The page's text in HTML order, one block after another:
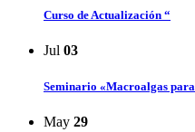
Curso de Actualización “
Jul 03
Seminario «Macroalgas para
May 29